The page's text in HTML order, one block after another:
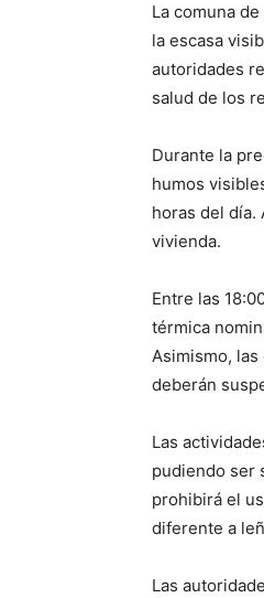
La comuna
la escasa
autoridades
salud de los
Durante la
humos
horas del día.
vivienda.
Entre las
térmica
Asimismo,
deberán
Las
pudiendo ser
prohibirá el
diferente a
Las